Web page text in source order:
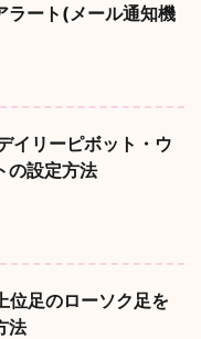
ラート(メール通知機
イリーピボット・ウ
の設定方法
位足のローソク足を
法